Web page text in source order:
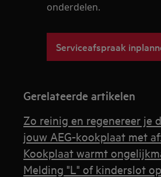
onderdelen.
Serviceafspraak
Gerelateerde artikelen
Zo reinig en regenereer je
jouw AEG-kookplaat met
Kookplaat warmt
Melding "L" of kinderslot